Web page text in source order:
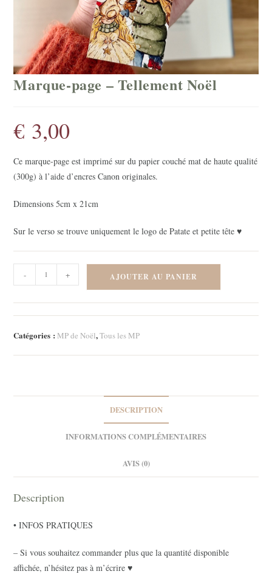
Marque-page – Tellement Noël
€ 3,00
Ce marque-page est imprimé sur du papier couché mat de haute qualité
(300g) à l’aide d’encres Canon originales.
Dimensions 5cm x 21cm
Sur le verso se trouve uniquement le logo de Patate et petite tête ♥
de
Marque-
page
-
- + AJOUTER AU PANIER
Catégories : MP de Noël,Tous les MP
DESCRIPTION
INFORMATIONS COMPLÉMENTAIRES
AVIS (0)
Description
• INFOS PRATIQUES
– Si vous souhaitez commander plus que la quantité disponible
affichée, n’hésitez pas à m’écrire ♥